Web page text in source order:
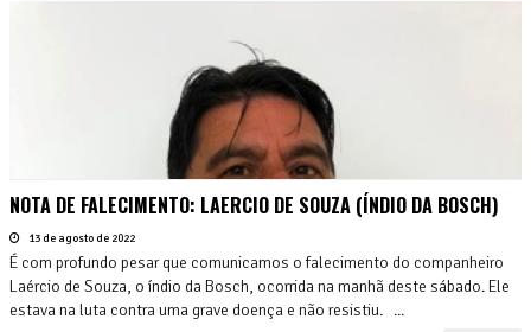
NOTA DE FALECIMENTO: LAERCIO DE SOUZA (ÍNDIO DA BOSCH)
13 de agosto de 2022
É com profundo pesar que comunicamos o falecimento do companheiro
Laércio de Souza, o índio da Bosch, ocorrida na manhã deste sábado. Ele
estava na luta contra uma grave doença e não resistiu. ...